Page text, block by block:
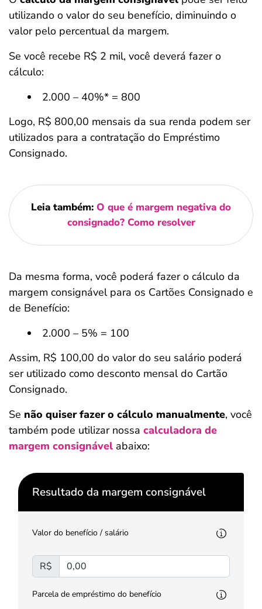
utilizando o valor do seu benefício, diminuindo o
valor pelo percentual da margem.
Se você recebe R$ 2 mil, você deverá fazer o
cálculo:
2.000 – 40%* = 800
Logo, R$ 800,00 mensais da sua renda podem ser
utilizados para a contratação do Empréstimo
Consignado.
Leia também: O que é margem negativa do
consignado? Como resolver
Da mesma forma, você poderá fazer o cálculo da
margem consignável para os Cartões Consignado e
de Benefício:
2.000 – 5% = 100
Assim, R$ 100,00 do valor do seu salário poderá
ser utilizado como desconto mensal do Cartão
Consignado.
Se não quiser fazer o cálculo manualmente, você
também pode utilizar nossa calculadora de
margem consignável abaixo:
Resultado da margem consignável
Valor do benefício / salário
R$
Parcela de empréstimo do benefício